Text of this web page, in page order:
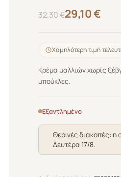
32,30€
Original
was:
32,30 €.
29,10€
Η
τιμή
είναι:
29,10 €.
Χαμηλότερη τιμή
Κρέμα μαλλιών χωρίς
μπούκλες.
Εξαντλημένο
Θερινές διακοπές: η
Δευτέρα 17/8.